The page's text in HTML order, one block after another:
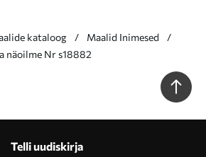
kataloog
Maalid Inimesed
näoilme Nr s18882
Telli uudiskirja